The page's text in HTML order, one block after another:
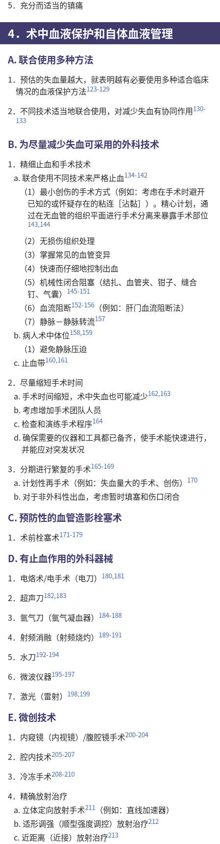
5．充分而适当的镇痛
4．术中血液保护和自体血液管理
A. 联合使用多种方法
1．预估的失血量越大，就表明越有必要使用多种适合临床
情况的血液保护方法123-129
2．不同技术适当地联合使用，对减少失血有协同作用130-
133
B. 为尽量减少失血可采用的外科技术
1．精细止血和手术技术
a. 联合使用不同技术来严格止血134-142
（1）最小创伤的手术方式（例如：考虑在手术时避开
已知的或怀疑存在的粘连［沾黏］）。精心计划，通
过在无血管的组织平面进行手术分离来暴露手术部位
143,144
（2）无损伤组织处理
（3）掌握常见的血管变异
（4）快速而仔细地控制出血
（5）机械性闭合阻塞（结扎、血管夹、钳子、缝合
钉、气囊）
145-151
（6）血流阻断152-156 （例如：肝门血流阻断法）
（7）静脉－静脉转流157
b. 病人术中体位158,159
（1）避免静脉压迫
c. 止血带160,161
2．尽量缩短手术时间
a. 手术时间缩短，术中失血也可能减少162,163
b. 考虑增加手术团队人员
c. 检查和演练手术程序164
d. 确保需要的仪器和工具都已备齐，使手术能快速进行，
并能应对突发状况
3．分期进行繁复的手术165-169
a. 计划性再手术（例如：失血量大的手术、创伤） 170
b. 对于非外科性出血，考虑暂时填塞和伤口闭合
C. 预防性的血管造影栓塞术
1．术前栓塞术171-179
D. 有止血作用的外科器械
1．电烙术/电手术（电刀） 180,181
2．超声刀182,183
3．氩气刀（氩气凝血器） 184-188
4．射频消融（射频烧灼） 189-191
5．水刀192-194
6．微波仪器195-197
7．激光（雷射） 198,199
E. 微创技术
1．内窥镜（内视镜）/腹腔镜手术200-204
2．腔内技术205-207
3．冷冻手术208-210
4．精确放射治疗
a. 立体定向放射手术211
（例如：直线加速器）
b. 适形调强（顺型强度调控）放射治疗212
c. 近距离（近接）放射治疗213